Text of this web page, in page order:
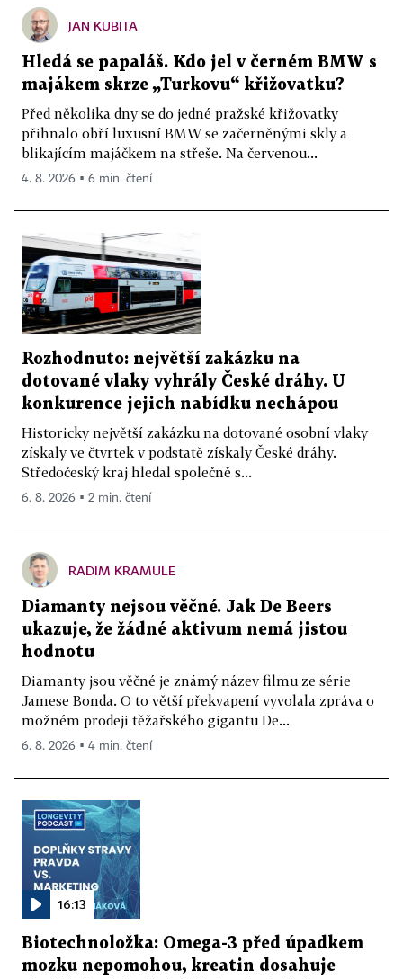
JAN KUBITA
Hledá se papaláš. Kdo jel v černém BMW s
majákem skrze „Turkovu“ křižovatku?
Před několika dny se do jedné pražské křižovatky
přihnalo obří luxusní BMW se začerněnými skly a
blikajícím majáčkem na střeše. Na červenou...
4. 8. 2026 ▪ 6 min. čtení
Rozhodnuto: největší zakázku na
dotované vlaky vyhrály České dráhy. U
konkurence jejich nabídku nechápou
Historicky největší zakázku na dotované osobní vlaky
získaly ve čtvrtek v podstatě získaly České dráhy.
Středočeský kraj hledal společně s...
6. 8. 2026 ▪ 2 min. čtení
RADIM KRAMULE
Diamanty nejsou věčné. Jak De Beers
ukazuje, že žádné aktivum nemá jistou
hodnotu
Diamanty jsou věčné je známý název filmu ze série
Jamese Bonda. O to větší překvapení vyvolala zpráva o
možném prodeji těžařského gigantu De...
6. 8. 2026 ▪ 4 min. čtení
16:13
Biotechnoložka: Omega-3 před úpadkem
mozku nepomohou, kreatin dosahuje